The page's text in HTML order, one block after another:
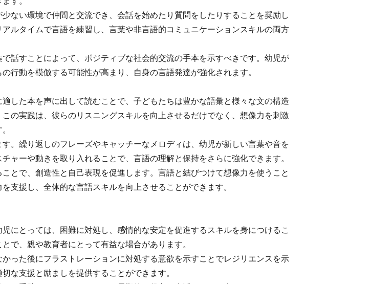
ない環境で仲間と交流でき、会話を始めたり質問をしたりすることを奨励し
ルタイムで言語を練習し、言葉や非言語的コミュニケーションスキルの両方
話すことによって、ポジティブな社会的交流の手本を示すべきです。幼児が
行動を模倣する可能性が高まり、自身の言語発達が強化されます。
した本を声に出して読むことで、子どもたちは豊かな語彙と様々な文の構造
の実践は、彼らのリスニングスキルを向上させるだけでなく、想像力を刺激
。繰り返しのフレーズやキャッチーなメロディは、幼児が新しい言葉や音を
ャーや動きを取り入れることで、言語の理解と保持をさらに強化できます。
とで、創造性と自己表現を促進します。言語と結びつけて想像力を使うこと
支援し、全体的な言語スキルを向上させることができます。
にとっては、困難に対処し、感情的な安定を促進するスキルを身につけるこ
で、親や教育者にとって有益な場合があります。
った後にフラストレーションに対処する意欲を示すことでレジリエンスを示
な支援と励ましを提供することができます。